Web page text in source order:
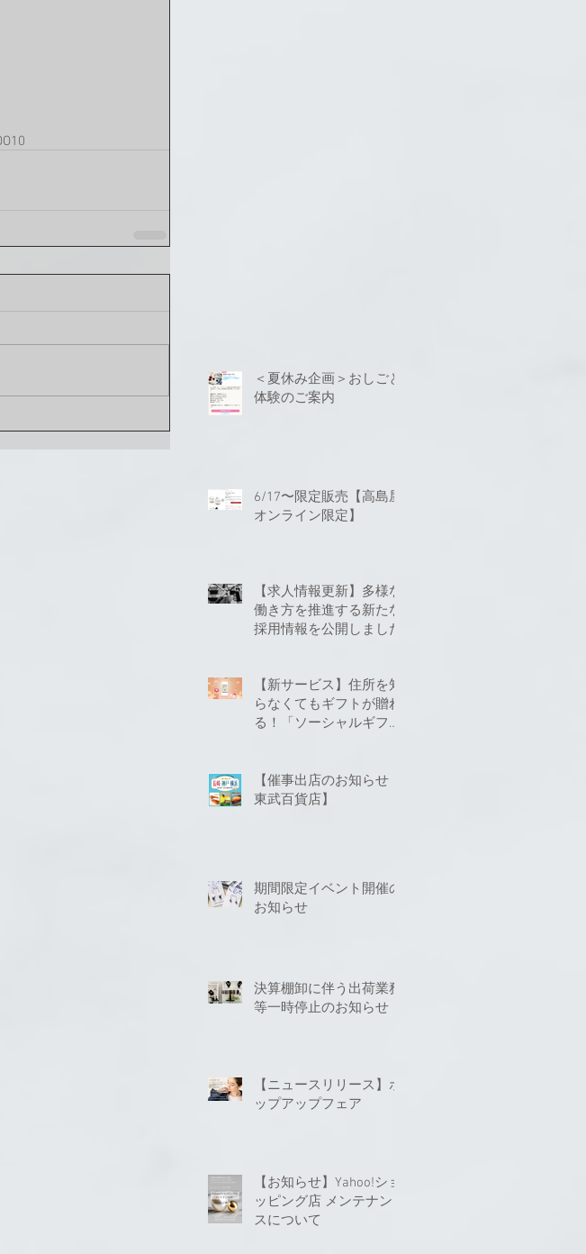
＜夏休み企画＞おしごと
体験のご案内
6/17〜限定販売【高島屋
オンライン限定】
【求人情報更新】多様な
働き方を推進する新たな
採用情報を公開しました
【新サービス】住所を知
らなくてもギフトが贈れ
る！「ソーシャルギフ
【催事出店のお知らせ
東武百貨店】
期間限定イベント開催の
お知らせ
決算棚卸に伴う出荷業務
等一時停止のお知らせ
【ニュースリリース】ポ
ップアップフェア
【お知らせ】Yahoo!ショ
ッピング店 メンテナン
スについて